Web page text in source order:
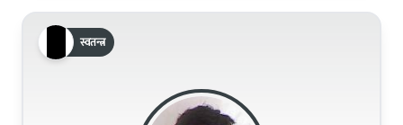
स्वतन्त्र